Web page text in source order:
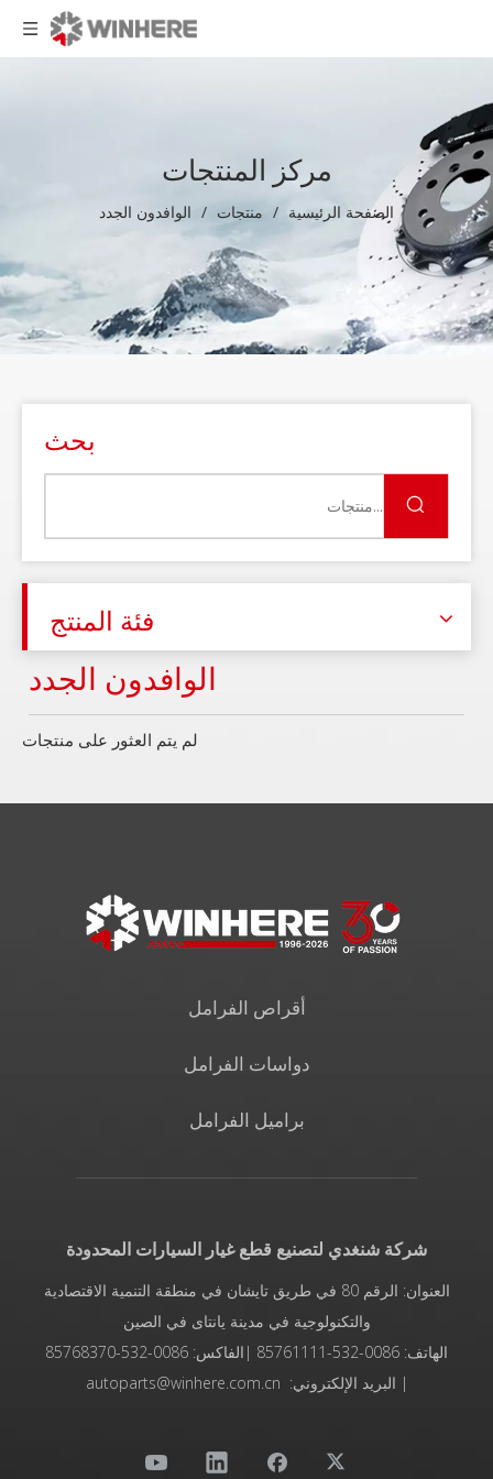
مركز المنتجات
الصفحة الرئيسية / منتجات / الوافدون الجدد
بحث
فئة المنتج
الوافدون الجدد
لم يتم العثور على منتجات
أقراص الفرامل
دواسات الفرامل
براميل الفرامل
شركة شنغدي لتصنيع قطع غيار السيارات المحدودة
العنوان: الرقم 80 في طريق تايشان في منطقة التنمية الاقتصادية
والتكنولوجية في مدينة يانتاى في الصين
الهاتف: 0086-532-85761111 |الفاكس: 0086-532-85768370
| البريد الإلكتروني: autoparts@winhere.com.cn